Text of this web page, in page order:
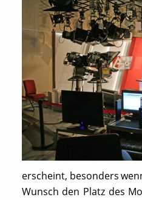
erscheint, besonders
Wunsch den Platz des